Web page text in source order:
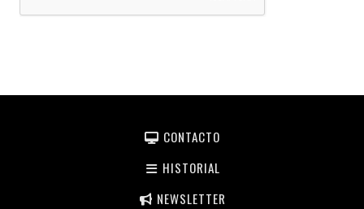
CONTACTO
HISTORIAL
NEWSLETTER